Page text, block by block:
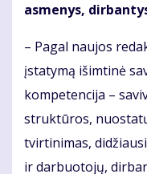
asmenys,
– Pagal naujos
įstatymą išimtinė
kompetencija –
struktūros,
tvirtinimas,
ir darbuotojų,